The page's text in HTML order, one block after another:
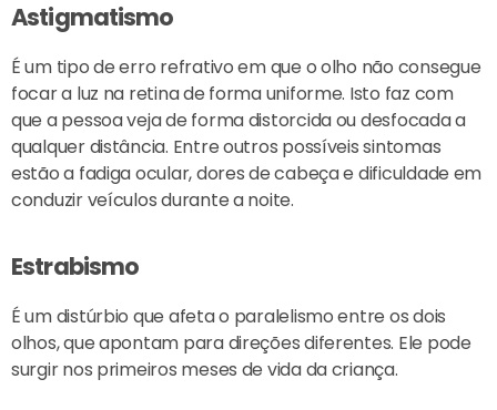
Astigmatismo
É um tipo de erro refrativo em que o olho não consegue
focar a luz na retina de forma uniforme. Isto faz com
que a pessoa veja de forma distorcida ou desfocada a
qualquer distância. Entre outros possíveis sintomas
estão a fadiga ocular, dores de cabeça e dificuldade em
conduzir veículos durante a noite.
Estrabismo
É um distúrbio que afeta o paralelismo entre os dois
olhos, que apontam para direções diferentes. Ele pode
surgir nos primeiros meses de vida da criança.